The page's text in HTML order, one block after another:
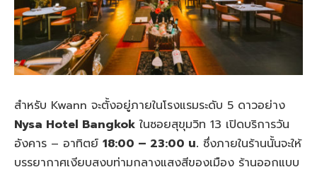
สำหรับ Kwann จะตั้งอยู่ภายในโรงแรมระดับ 5 ดาวอย่าง
Nysa Hotel Bangkok ในซอยสุขุมวิท 13 เปิดบริการวัน
อังคาร – อาทิตย์ 18:00 – 23:00 น. ซึ่งภายในร้านนั้นจะให้
บรรยากาศเงียบสงบท่ามกลางแสงสีของเมือง ร้านออกแบบ